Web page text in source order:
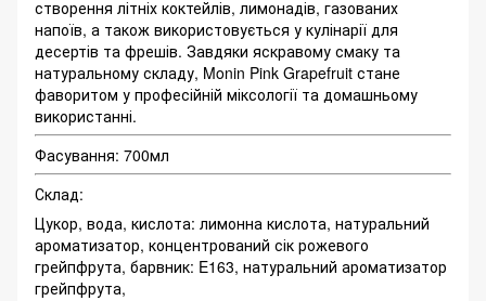
створення літніх коктейлів, лимонадів, газованих
напоїв, а також використовується у кулінарії для
десертів та фрешів. Завдяки яскравому смаку та
натуральному складу, Monin Pink Grapefruit стане
фаворитом у професійній міксології та домашньому
використанні.
Фасування: 700мл
Склад:
Цукор, вода, кислота: лимонна кислота, натуральний
ароматизатор, концентрований сік рожевого
грейпфрута, барвник: E163, натуральний ароматизатор
грейпфрута,